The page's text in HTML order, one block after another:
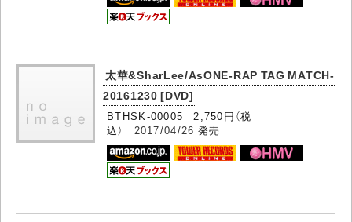
太華&SharLee/AsONE-RAP TAG MATCH-
20161230 [DVD]
BTHSK-00005 2,750円（税
込） 2017/04/26 発売